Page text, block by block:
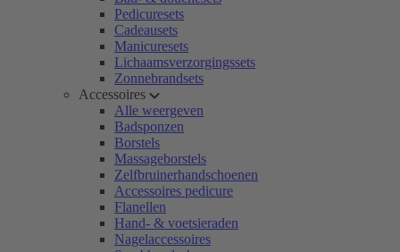
Pedicuresets
Cadeausets
Manicuresets
Lichaamsverzorgingssets
Zonnebrandsets
Accessoires
Alle weergeven
Badsponzen
Borstels
Massageborstels
Zelfbruinerhandschoenen
Accessoires pedicure
Flanellen
Hand- & voetsieraden
Nagelaccessoires